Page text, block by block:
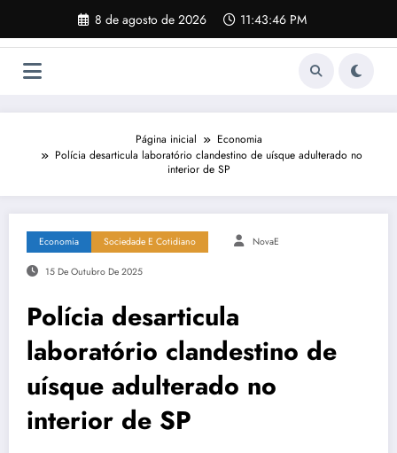
o
8 de agosto de 2026 11:43:47 PM
Página inicial
Economia
Polícia desarticula laboratório clandestino de uísque adulterado no
interior de SP
Economia Sociedade E Cotidiano NovaE
15 De Outubro De 2025
Polícia desarticula
laboratório clandestino de
uísque adulterado no
interior de SP